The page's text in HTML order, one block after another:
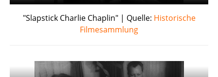
"Slapstick Charlie Chaplin" | Quelle: Historische
Filmesammlung